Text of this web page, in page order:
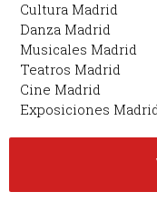
Cultura Madrid
Danza Madrid
Musicales Madrid
Teatros Madrid
Cine Madrid
Exposiciones